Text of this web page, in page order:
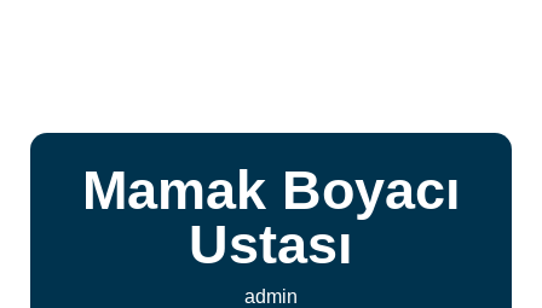
Mamak Boyacı
Ustası
admin